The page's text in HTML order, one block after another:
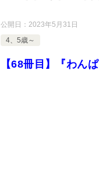
公開日： 2023年5月31日
4、5歳～
【68冊目】『わん